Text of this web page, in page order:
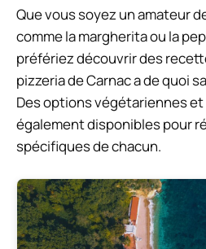
Que vous soyez un amateur
comme la margherita ou la
préfériez découvrir des
pizzeria de Carnac a de quoi
Des options végétariennes
également disponibles pour
spécifiques de chacun.